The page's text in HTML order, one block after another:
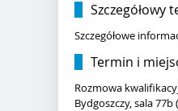
Szczegółowy
Szczegółowe
Termin i
Rozmowa
Bydgoszczy, sala